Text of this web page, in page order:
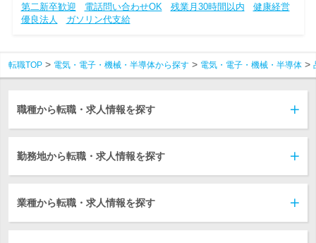
第二新卒歓迎
電話問い合わせOK 残業月30時間以内
健康経営
優良法人
ガソリン代支給
転職TOP 電気・電子・機械・半導体から探す 電気・電子・機械・半導体
職種から転職・求人情報を探す
勤務地から転職・求人情報を探す
業種から転職・求人情報を探す